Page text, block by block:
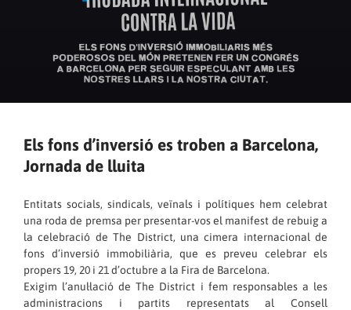
Els fons d’inversió es troben a Barcelona,
Jornada de lluita
Entitats socials, sindicals, veïnals i polítiques hem celebrat
una roda de premsa per presentar-vos el manifest de rebuig a
la celebració de The District, una cimera internacional de
fons d’inversió immobiliària, que es preveu celebrar els
propers 19, 20 i 21 d’octubre a la Fira de Barcelona.
Exigim l’anul·lació de The District i fem responsables a les
administracions i partits representats al Consell